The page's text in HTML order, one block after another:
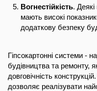
Вогнестійкість.
мають високі
додаткову безпеку
Гіпсокартонні системи -
будівництва та ремонту,
довговічність
дозволяє реалізувати